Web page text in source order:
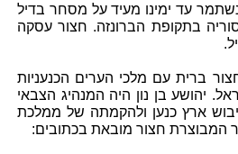
עד ימינו מעיד על מסחר בדיל
בתקופת הברונזה. חצור עסקה
מלך חצור ברית עם מלכי הערים הכנעניות
יהושע בן נון היה המנהיג הצבאי
ארץ כנען ולהקמתה של ממלכת
המבוצרת חצור מובאת בכתובים: